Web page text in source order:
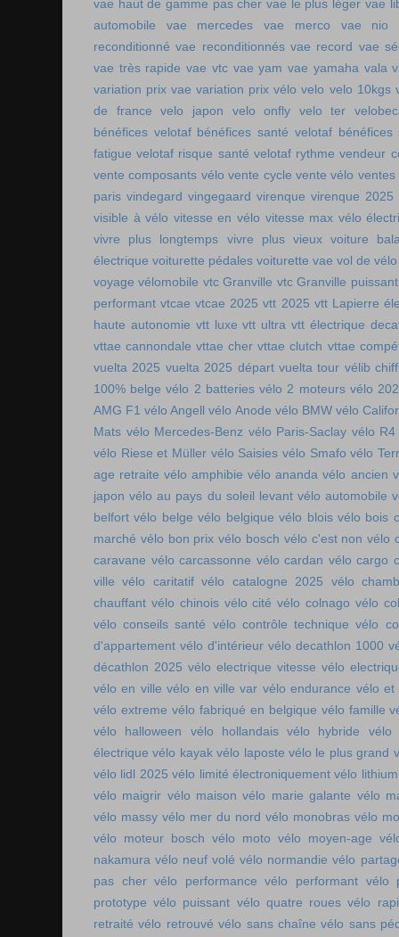
vae haut de gamme pas cher vae le plus léger vae
automobile
vae mercedes vae merco
vae nio
reconditionné vae reconditionnés vae record vae
vae très rapide vae vtc vae yam vae yamaha vala
variation prix vae variation prix vélo velo velo 10kgs
de france
velo japon velo onfly velo ter
bénéfices velotaf bénéfices santé velotaf
fatigue velotaf risque santé velotaf rythme vendeur
vente composants vélo vente cycle vente vélo ventes
paris vindegard vingegaard virenque virenque 2025
visible à vélo vitesse en vélo vitesse max vélo
vivre plus longtemps
vivre plus vieux voiture
électrique voiturette pédales voiturette vae vol de
voyage vélomobile vtc Granville vtc Granville puissant
performant vtcae vtcae 2025 vtt 2025 vtt Lapierre
haute autonomie vtt luxe vtt ultra vtt électrique
vttae cannondale vttae cher vttae clutch vttae
vuelta 2025 vuelta 2025 départ vuelta tour vélib
100% belge vélo 2 batteries vélo 2 moteurs vélo
AMG F1 vélo Angell vélo Anode vélo BMW vélo
Mats vélo Mercedes-Benz vélo Paris-Saclay vélo R4
vélo Riese et Müller vélo Saisies vélo Smafo vélo
age retraite vélo amphibie vélo ananda vélo ancien
japon vélo au pays du soleil levant vélo automobile
belfort vélo belge vélo belgique vélo blois vélo bois
marché vélo bon prix vélo bosch vélo c'est non vélo
caravane vélo carcassonne vélo cardan vélo cargo
ville vélo caritatif vélo catalogne 2025
vélo
chauffant vélo chinois vélo cité vélo colnago vélo
vélo conseils santé vélo contrôle technique vélo
d'appartement vélo d'intérieur vélo decathlon 1000
décathlon 2025 vélo electrique vitesse vélo
vélo en ville vélo en ville var vélo endurance vélo et
vélo extreme vélo fabriqué en belgique vélo famille
vélo halloween
vélo hollandais vélo hybride
vélo
électrique vélo kayak vélo laposte vélo le plus grand
vélo lidl 2025 vélo limité électroniquement vélo lithium
vélo maigrir vélo maison vélo marie galante vélo
vélo massy vélo mer du nord vélo monobras vélo
vélo moteur bosch vélo moto vélo moyen-age
nakamura vélo neuf volé vélo normandie vélo
pas cher vélo performance vélo performant vélo
prototype vélo puissant vélo quatre roues vélo
retraité vélo retrouvé vélo sans chaîne vélo sans